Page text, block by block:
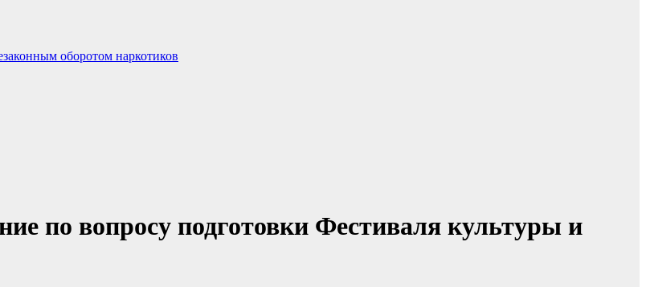
оборотом наркотиков
по вопросу подготовки Фестиваля культуры и